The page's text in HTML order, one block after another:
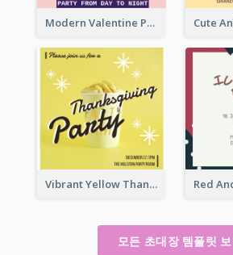
Modern Valentine Party Pink Invitation Design Templates
Vibrant Yellow Thanksgiving Party Invitation
모든 초대장 템플릿